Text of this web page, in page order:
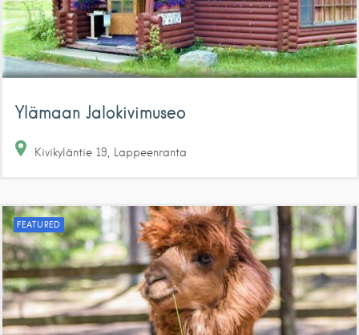
Ylämaan Jalokivimuseo
Kivikyläntie 19 Lappeenranta
FEATURED